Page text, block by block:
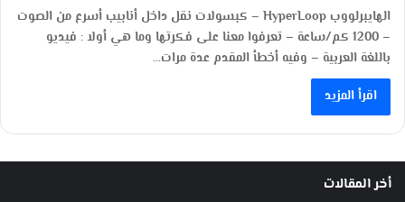
الهايبرلووب HyperLoop – كبسولات نقل داخل أنابيب أسرع من الصوت
– 1200 كم/ساعة – تعرفوا معنا على فكرتها وما هي أولا : فيديو
باللغة العربية – وفيه أخطأ المقدم عدة مرات…
اقرأ المزيد
أخر المقالات